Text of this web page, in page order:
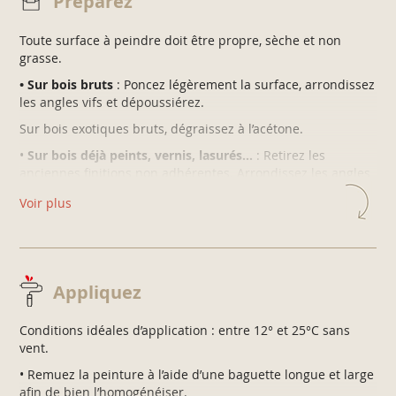
acryliques ou glycéro
PERFORMANTE
Garantie 8 ans
Haute résistance intempéries, UV et chocs
Ecolabel
Toute surface à peindre doit être propre, sèche et non
grasse.
• Sur bois bruts : Poncez légèrement la surface, arrondissez
les angles vifs et dépoussiérez.
Sur bois exotiques bruts, dégraissez à l’acétone.
• Sur bois déjà peints, vernis, lasurés… : Retirez les
vifs par un léger ponçage. Lessivez, rincez et laissez sécher.
S’il s’agit d’une ancienne peinture brillante ou satinée,
•Sur métaux ferreux bruts: Eliminez les parties rouillées à
dégraissez à l’acétone.
sous-couche anti-rouille ou la sous-couche Multi-matériaux
V33.
• Sur métaux peints, PVC, Alu, Zinc, Galva: Lessivez
Voir plus
Appliquez
Conditions idéales d’application : entre 12° et 25°C sans
vent.
• Remuez la peinture à l’aide d’une baguette longue et large
afin de bien l’homogénéiser.